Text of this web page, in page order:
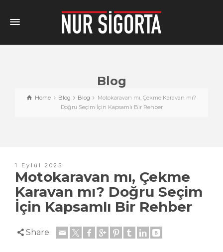
Blog
Home Blog Blog
Motokaravan mı, Çekme Karavan mı?
Doğru Seçim İçin Kapsamlı Bir Rehber
1 Eylül 2025
Motokaravan mı, Çekme
Karavan mı? Doğru Seçim
İçin Kapsamlı Bir Rehber
Share